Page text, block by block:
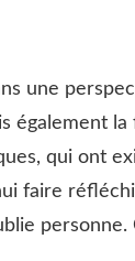
une
également
qui ont
faire